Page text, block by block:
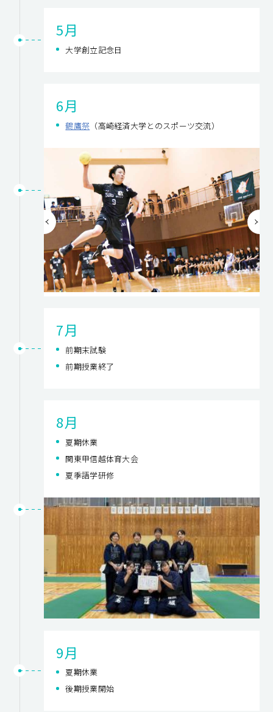
5月
大学創立記念日
6月
鶴鷹祭 （高崎経済大学とのスポーツ交流）
7月
前期末試験
前期授業終了
8月
夏期休業
関東甲信越体育大会
夏季語学研修
9月
夏期休業
後期授業開始